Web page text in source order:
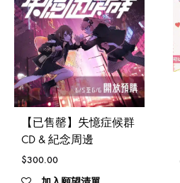
【已售罄】失憶症候群
CD & 紀念周邊
$300.00